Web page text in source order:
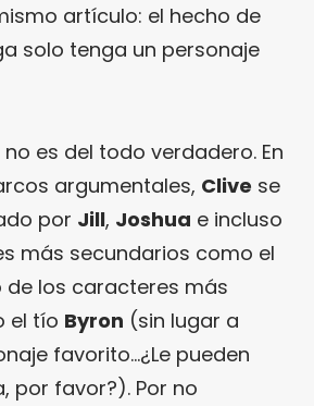
artículo: el hecho de
solo tenga un personaje
es del todo verdadero. En
argumentales, Clive se
por Jill, Joshua e incluso
más secundarios como el
de los caracteres más
el tío Byron (sin lugar a
favorito…¿Le pueden
por favor?). Por no